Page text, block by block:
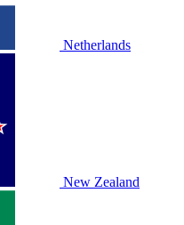
Netherlands
New Zealand